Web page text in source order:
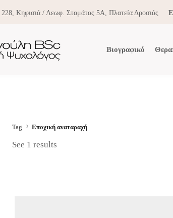
Κηφισιά / Λεωφ. Σταμάτας 5Α, Πλατεία Δροσιάς
Βιογραφικό
Tag Εποχική αναταραχή
See 1 results